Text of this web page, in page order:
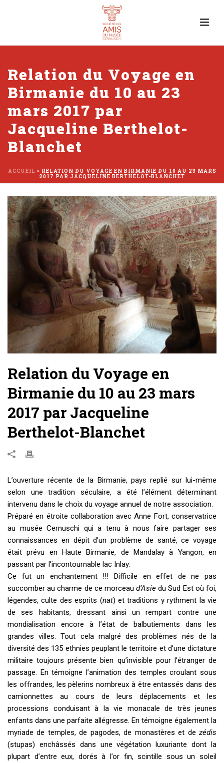
Relation du Voyage en
Birmanie du 10 au 23
mars 2017 par
Jacqueline Berthelot-
Blanchet
ACCUEIL » RELATION DU VOYAGE EN BIRMANIE DU 10 AU 23 MARS
2017 PAR JACQUELINE BERTHELOT-BLANCHET
Relation du Voyage en
Birmanie du 10 au 23 mars
2017 par Jacqueline
Berthelot-Blanchet
L’ouverture récente de la Birmanie, pays replié sur lui-même
selon une tradition séculaire, a été l’élément déterminant
intervenu dans le choix du voyage annuel de notre association.
Préparé en étroite collaboration avec Anne Fort, conservatrice
au musée Cernuschi qui a tenu à nous faire partager ses
connaissances en dépit d’un problème de santé, ce voyage
était prévu en Haute Birmanie, de Mandalay à Yangon, en
passant par l’incontournable lac Inlay.
Ce fut un enchantement !!! Difficile en effet de ne pas
succomber au charme de ce morceaud’Asie du Sud Est où foi,
légendes, culte des esprits (nat) et traditions y rythment la vie
de ses habitants, dressant ainsi un rempart contre une
mondialisation encore à l’état de balbutiements dans les
grandes villes. Tout cela malgré des problèmes nés de la
diversité des 135 ethnies peuplant le territoire et d’une dictature
militaire toujours présente bien qu’invisible pour l’étranger de
passage. En témoigne l’animation des temples croulant sous
les offrandes, les pèlerins nombreux à être entassés dans des
camionnettes au cours de leurs déplacements et les
processions conduisant à la vie monacale de très jeunes
enfants dans une parfaite allégresse. En témoigne également la
myriade de temples, de pagodes, de monastères et de zédis
(stupas) enchâssés dans une végétation luxuriante dont la
plupart d’entre eux, dorés à l’or fin, scintille sous un soleil